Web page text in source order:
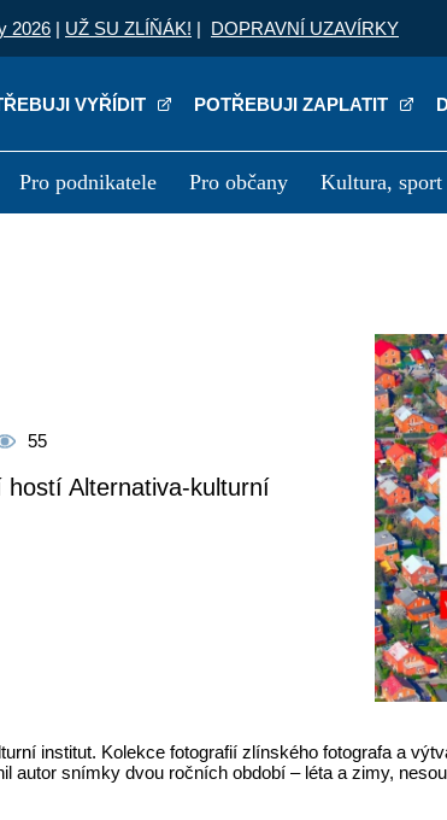
2026 | UŽ SU ZLÍŇÁK! | DOPRAVNÍ UZAVÍRKY
VYŘÍDIT POTŘEBUJI ZAPLATIT
Pro podnikatele Pro občany Kultura, sport
55
Alternativa-kulturní
institut. Kolekce fotografií zlínského fotografa a
autor snímky dvou ročních období – léta a zimy,